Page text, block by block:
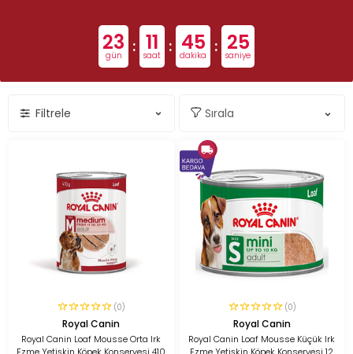
23
gün : 11
saat : 45
dakika : 24
saniye
Filtrele
(0)
Royal Canin
Royal Canin Loaf Mousse Orta Irk
(0)
Royal Canin
Royal Canin Loaf Mousse Küçük Irk